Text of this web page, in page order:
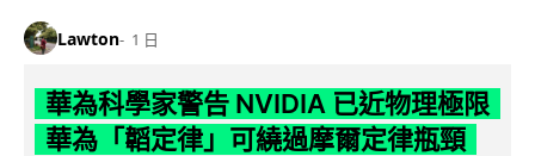
Lawton 1 日
華為科學家警告 NVIDIA 已近物理極限
華為「韜定律」可繞過摩爾定律瓶頸